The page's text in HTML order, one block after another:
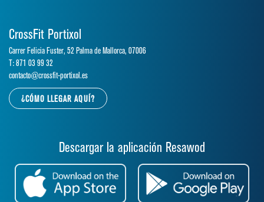
CrossFit Portixol
Carrer Felicia Fuster, 52 Palma de Mallorca, 07006
T: 871 03 99 32
contacto@crossfit-portixol.es
¿CÓMO LLEGAR AQUÍ?
Descargar la aplicación Resawod